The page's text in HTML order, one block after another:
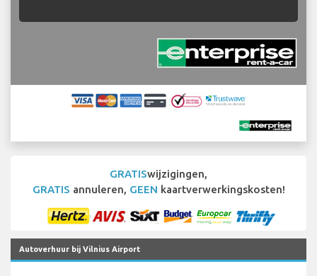
GRATISwijzigingen,
GRATIS annuleren, GEEN kaartverwerkingskosten!
Autoverhuur bij Vilnius Airport